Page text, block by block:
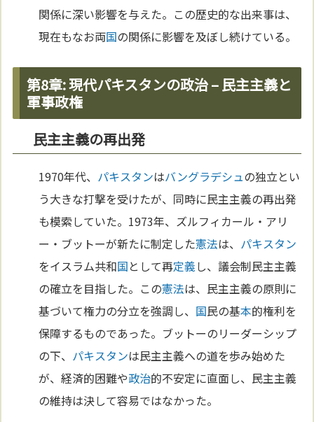
関係に深い影響を与えた。この歴史的な出来事は、
現在もなお両国の関係に影響を及ぼし続けている。
第8章: 現代パキスタンの政治 – 民主主義と
軍事政権
民主主義の再出発
1970年代、 パキスタンはバングラデシュの独立とい
う大きな打撃を受けたが、同時に民主主義の再出発
も模索していた。1973年、ズルフィカール・アリ
ー・ブットーが新たに制定した憲法は、 パキスタン
をイスラム共和国として再定義し、議会制民主主義
の確立を目指した。この憲法は、民主主義の原則に
基づいて権力の分立を強調し、 国民の基本的権利を
保障するものであった。ブットーのリーダーシップ
の下、 パキスタンは民主主義への道を歩み始めた
が、経済的困難や政治的不安定に直面し、民主主義
の維持は決して容易ではなかった。